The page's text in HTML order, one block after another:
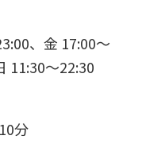
、金 17:00～
11:30～22:30
分